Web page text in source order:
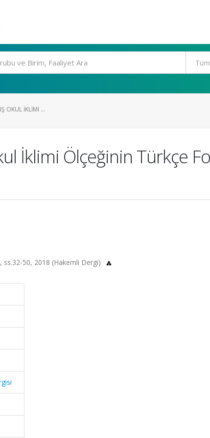
OKUL İKLIMI ...
İklimi Ölçeğinin Türkçe
50, 2018 (Hakemli Dergi)